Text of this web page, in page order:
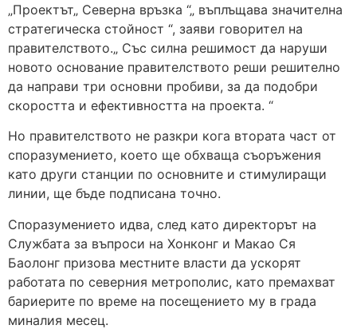
„Проектът„ Северна връзка “„ въплъщава значителна
стратегическа стойност “, заяви говорител на
правителството.„ Със силна решимост да наруши
новото основание правителството реши решително
да направи три основни пробиви, за да подобри
скоростта и ефективността на проекта. “
Но правителството не разкри кога втората част от
споразумението, което ще обхваща съоръжения
като други станции по основните и стимулиращи
линии, ще бъде подписана точно.
Споразумението идва, след като директорът на
Службата за въпроси на Хонконг и Макао Ся
Баолонг призова местните власти да ускорят
работата по северния метрополис, като премахват
бариерите по време на посещението му в града
миналия месец.